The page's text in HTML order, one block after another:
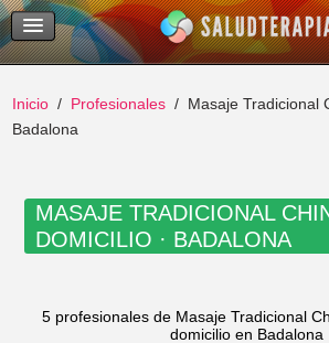
Temas Recientes
Buscar
Inicio Profesionales
Masaje Tradicional
Badalona
MASAJE TRADICIONAL
DOMICILIO · BADALONA
5 profesionales de Masaje Tradicional
domicilio en Badalona